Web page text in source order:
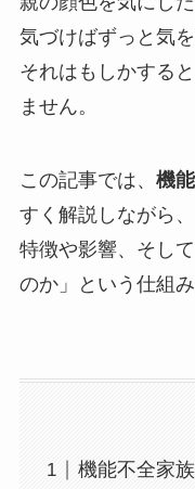
気づけばずっと気を
それはもしかすると
ません。
この記事では、 機
すく解説しながら、
特徴や影響、そし
のか」という仕組
機能不全家